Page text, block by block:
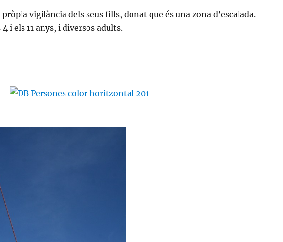
vigilància dels seus fills, donat que és una zona d’escalada.
i els 11 anys, i diversos adults.